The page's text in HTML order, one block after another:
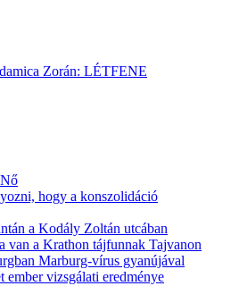
Zorán: LÉTFENE
hogy a konszolidáció
a Kodály Zoltán utcában
van a Krathon tájfunnak Tajvanon
Marburg-vírus gyanújával
ember vizsgálati eredménye